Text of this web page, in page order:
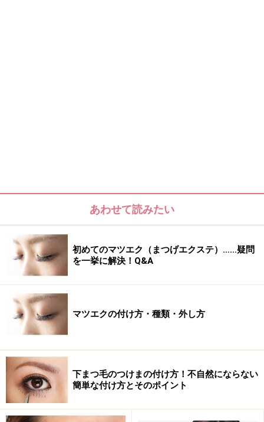
らに奥二重さんの目を魅力的に、可愛く見せてくれま
す。ナチュラルメイク初心者の奥二重さんも、これから
考にしてみてください。
1. アイホール全体に明るいベージュのアイ
シャドウを塗る
パール感が控えめなものが◎
あわせて読みたい
初めてのマツエク（まつげエクステ）……疑問
を一挙に解決！Q&A
マツエクの付け方・種類・外し方
下まつ毛のつけまの付け方！不自然にならない
簡単な付け方とそのポイント